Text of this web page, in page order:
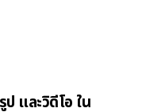
และวิดีโอ ใน